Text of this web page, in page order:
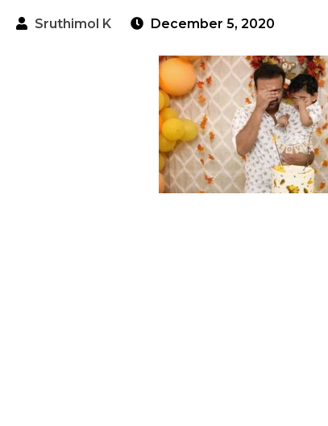
Sruthimol K December 5, 2020